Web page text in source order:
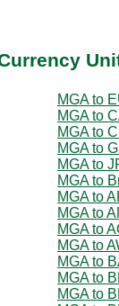
MGA to
MGA to
MGA to
MGA to
MGA to
MGA to
MGA to
MGA to
MGA to
MGA to
MGA to
MGA to
MGA to